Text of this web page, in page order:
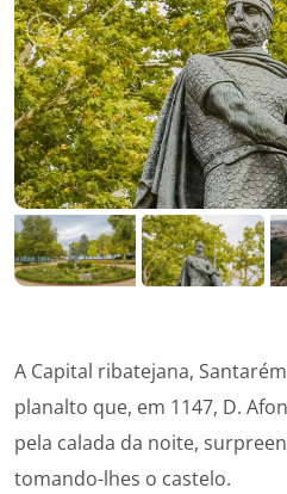
A Capital ribatejana,
planalto que, em 1147, D.
pela calada da noite,
tomando-lhes o castelo.